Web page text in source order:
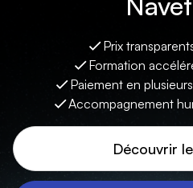
Prix
Formation
Paiement en
Accompagnement
Découvrir